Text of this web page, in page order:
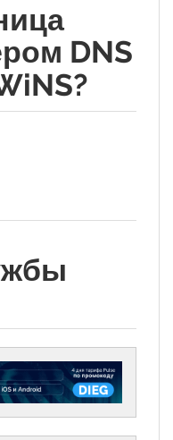
DNS